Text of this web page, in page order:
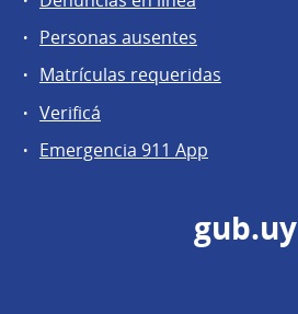
Personas ausentes
Matrículas requeridas
Verificá
Emergencia 911 App
gub.uy